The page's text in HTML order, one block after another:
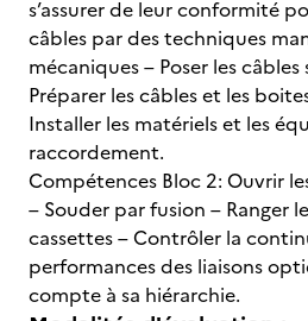
s’assurer de leur conformité
câbles par des techniques
mécaniques – Poser les
Préparer les câbles et les
Installer les matériels et les
raccordement.
Compétences Bloc 2: Ouvrir
– Souder par fusion – Ranger
cassettes – Contrôler la
performances des liaisons
compte à sa hiérarchie.